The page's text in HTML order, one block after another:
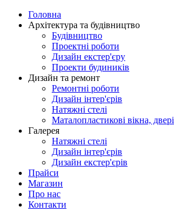
Головна
Архітектура та будівництво
Будівництво
Проектні роботи
Дизайн екстер'єру
Проекти будиників
Дизайн та ремонт
Ремонтні роботи
Дизайн інтер'єрів
Натяжні стелі
Маталопластикові вікна, двері
Галерея
Натяжні стелі
Дизайн інтер'єрів
Дизайн екстер'єрів
Прайси
Магазин
Про нас
Контакти